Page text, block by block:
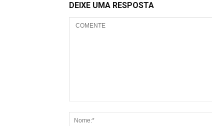
DEIXE UMA RESPOSTA